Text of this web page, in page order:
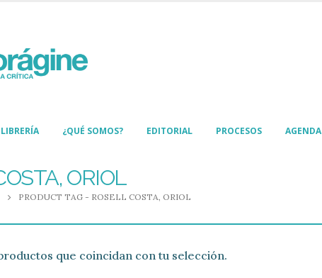
LIBRERÍA ¿QUÉ SOMOS? EDITORIAL PROCESOS AGENDA
ORIOL
PRODUCT TAG - ROSELL COSTA, ORIOL
que coincidan con tu selección.